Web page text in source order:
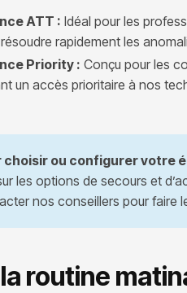
ATT : Idéal pour les
rapidement les
Priority : Conçu pour les
un accès prioritaire à nos
choisir ou configurer votre
les options de secours et
nos conseillers pour faire
routine